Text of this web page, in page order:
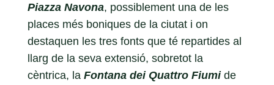
Piazza Navona, possiblement una de les
places més boniques de la ciutat i on
destaquen les tres fonts que té repartides al
llarg de la seva extensió, sobretot la
cèntrica, laFontana dei Quattro Fiumide